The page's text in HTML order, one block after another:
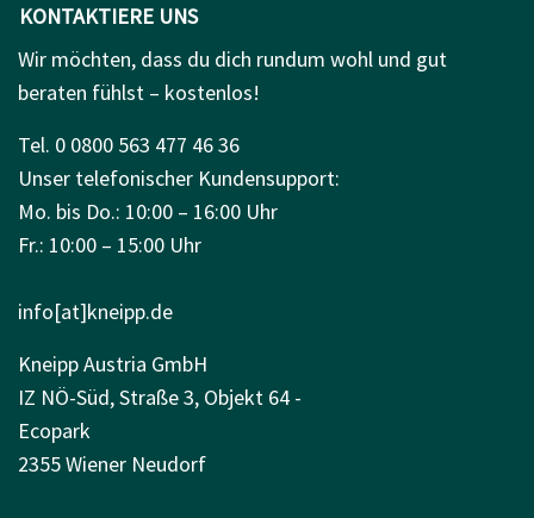
KONTAKTIERE UNS
Wir möchten, dass du dich rundum wohl und gut
beraten fühlst – kostenlos!
Tel. 0 0800 563 477 46 36
Unser telefonischer Kundensupport:
Mo. bis Do.: 10:00 – 16:00 Uhr
Fr.: 10:00 – 15:00 Uhr
info[at]kneipp.de
Kneipp Austria GmbH
IZ NÖ-Süd, Straße 3, Objekt 64 -
Ecopark
2355 Wiener Neudorf